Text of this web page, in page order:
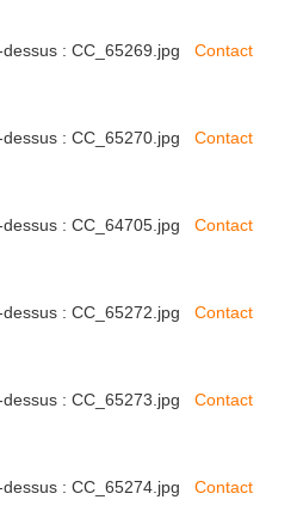
: CC_65269.jpg Contact
: CC_65270.jpg Contact
: CC_64705.jpg Contact
: CC_65272.jpg Contact
: CC_65273.jpg Contact
: CC_65274.jpg Contact